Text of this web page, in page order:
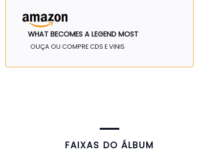
WHAT BECOMES A LEGEND MOST
OUÇA OU COMPRE CDS E VINIS
FAIXAS DO ÁLBUM